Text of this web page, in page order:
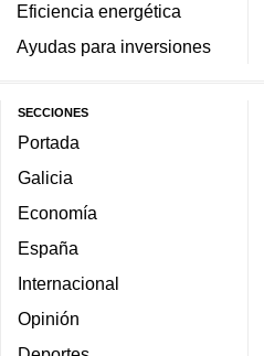
Eficiencia energética
Ayudas para inversiones
SECCIONES
Portada
Galicia
Economía
España
Internacional
Opinión